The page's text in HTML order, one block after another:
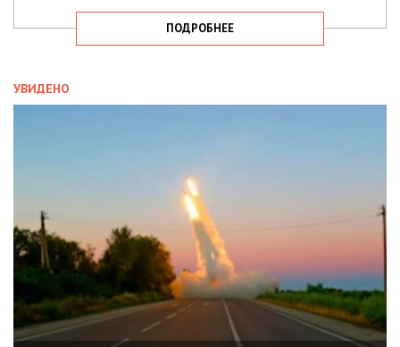
ПОДРОБНЕЕ
УВИДЕНО